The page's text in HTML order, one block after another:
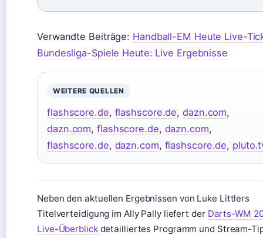
Verwandte Beiträge: Handball-EM Heute Live-
Bundesliga-Spiele Heute: Live Ergebnisse
WEITERE QUELLEN
flashscore.de, flashscore.de,dazn.com,
dazn.com,flashscore.de, dazn.com,
flashscore.de, dazn.com, flashscore.de,
Neben den aktuellen Ergebnissen von Luke Littlers
Titelverteidigung im Ally Pally liefert der Darts-WM
Live-Überblickdetailliertes Programm und Stream-